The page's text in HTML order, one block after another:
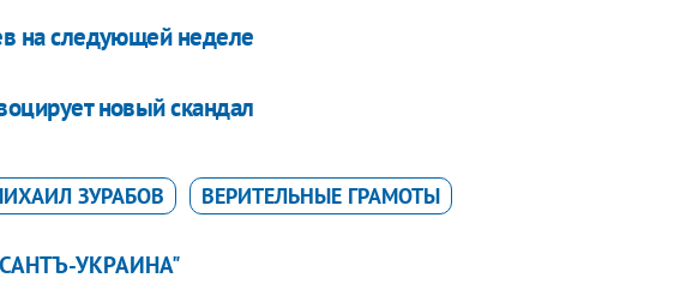
на следующей неделе
новый скандал
ЗУРАБОВ ВЕРИТЕЛЬНЫЕ ГРАМОТЫ
УКРАИНА"